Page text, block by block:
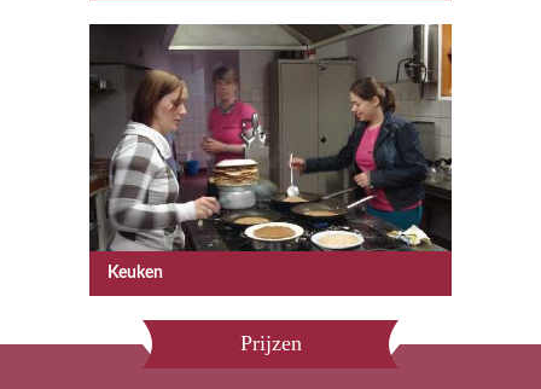
Keuken
Prijzen